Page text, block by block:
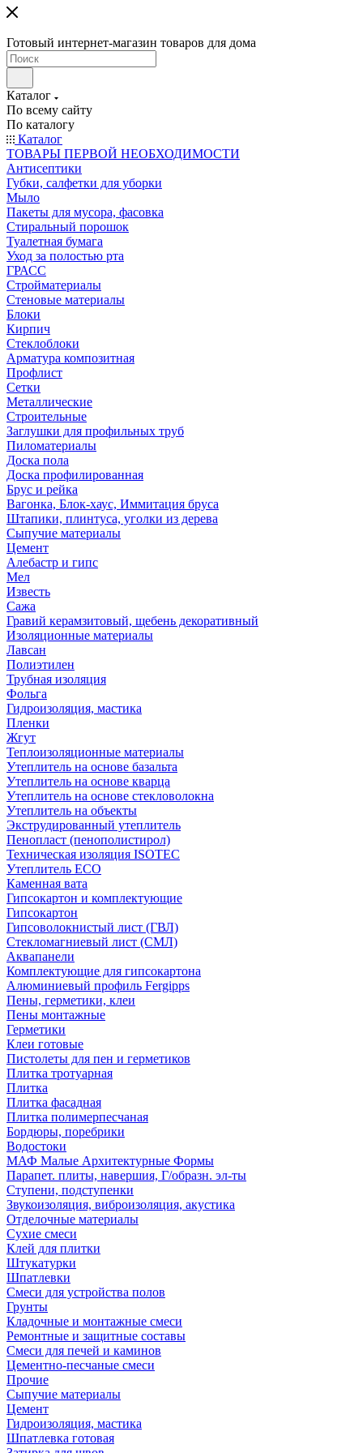
Готовый интернет-магазин товаров для дома
Каталог
По всему сайту
По каталогу
Каталог
ТОВАРЫ ПЕРВОЙ НЕОБХОДИМОСТИ
Антисептики
Губки, салфетки для уборки
Мыло
Пакеты для мусора, фасовка
Стиральный порошок
Туалетная бумага
Уход за полостью рта
ГРАСС
Стройматериалы
Стеновые материалы
Блоки
Кирпич
Стеклоблоки
Арматура композитная
Профлист
Сетки
Металлические
Строительные
Заглушки для профильных труб
Пиломатериалы
Доска пола
Доска профилированная
Брус и рейка
Вагонка, Блок-хаус, Иммитация бруса
Штапики, плинтуса, уголки из дерева
Сыпучие материалы
Цемент
Алебастр и гипс
Мел
Известь
Сажа
Гравий керамзитовый, щебень декоративный
Изоляционные материалы
Лавсан
Полиэтилен
Трубная изоляция
Фольга
Гидроизоляция, мастика
Пленки
Жгут
Теплоизоляционные материалы
Утеплитель на основе базальта
Утеплитель на основе кварца
Утеплитель на основе стекловолокна
Утеплитель на объекты
Экструдированный утеплитель
Пенопласт (пенополистирол)
Техническая изоляция ISOTEC
Утеплитель ECO
Каменная вата
Гипсокартон и комплектующие
Гипсокартон
Гипсоволокнистый лист (ГВЛ)
Стекломагниевый лист (СМЛ)
Аквапанели
Комплектующие для гипсокартона
Алюминиевый профиль Fergipps
Пены, герметики, клеи
Пены монтажные
Герметики
Клеи готовые
Пистолеты для пен и герметиков
Плитка тротуарная
Плитка
Плитка фасадная
Плитка полимерпесчаная
Бордюры, поребрики
Водостоки
МАФ Малые Архитектурные Формы
Парапет. плиты, навершия, Г/образн. эл-ты
Ступени, подступенки
Звукоизоляция, виброизоляция, акустика
Отделочные материалы
Сухие смеси
Клей для плитки
Штукатурки
Шпатлевки
Смеси для устройства полов
Грунты
Кладочные и монтажные смеси
Ремонтные и защитные составы
Смеси для печей и каминов
Цементно-песчаные смеси
Прочие
Сыпучие материалы
Цемент
Гидроизоляция, мастика
Шпатлевка готовая